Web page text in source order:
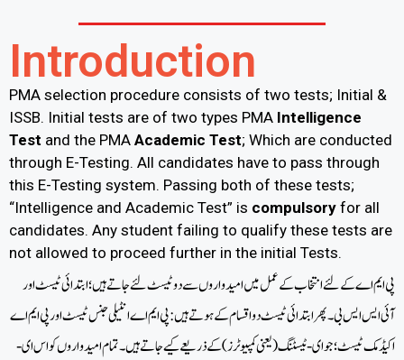
Introduction
PMA selection procedure consists of two tests; Initial &
ISSB. Initial tests are of two types PMA Intelligence
Test and the PMA Academic Test; Which are conducted
through E-Testing. All candidates have to pass through
this E-Testing system. Passing both of these tests;
“Intelligence and Academic Test” is compulsory for all
candidates. Any student failing to qualify these tests are
not allowed to proceed further in the initial Tests.
پی ایم اے کےلئے انتخاب کے عمل میں امیدواروں سے دو ٹیسٹ لئے جاتے ہیں؛ ابتدائی ٹیسٹ اور
آئی ایس ایس بی۔ پھر ابتدائی ٹیسٹ دو اقسام کے ہوتے ہیں: پی ایم اے انٹیلی جنس ٹیسٹ اور پی ایم اے
اکیڈمک ٹیسٹ؛ جو ای-ٹیسٹنگ (یعنی کمپیوٹرز ) کے ذریعے کیے جاتے ہیں۔ تمام امیدواروں کو اس ای-